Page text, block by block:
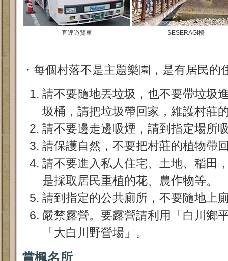
直達遊覽車 SESERAGI橋
・每個村落不是主題樂園，是有居民
請不要隨地丟垃圾，也不要帶垃圾
圾桶，請把垃圾帶回家，維護村莊
請不要邊走邊吸煙，請到指定場所
請保護自然，不要把村莊的植物帶
請不要進入私人住宅、土地、稻田
是採取居民重植的花、農作物等。
請到指定的公共廁所，不要隨地上
嚴禁露營。要露營請利用「白川鄉
「大白川野營場」。
賞楓名所